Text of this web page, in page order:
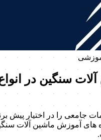
سنگین در
جامعی را در اختیار پیش
های آموزش ماشین آلات